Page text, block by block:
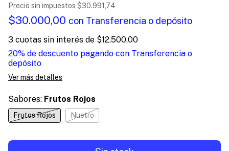
Precio sin impuestos $30.991,74
$30.000,00 con Transferencia o depósito
3 cuotas sin interés de $12.500,00
20% de descuento pagando con Transferencia o
depósito
Ver más detalles
Sabores: Frutos Rojos
Frutos Rojos Nuetro